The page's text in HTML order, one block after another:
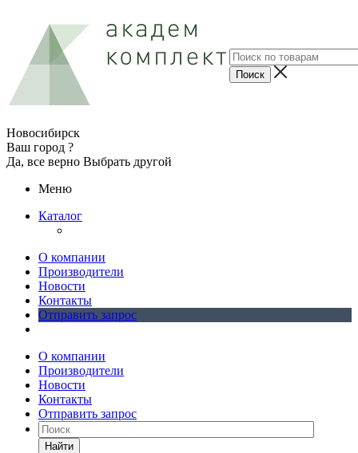
Новосибирск
Ваш город ?
Да, все верно Выбрать другой
Меню
Каталог
О компании
Производители
Новости
Контакты
Отправить запрос
О компании
Производители
Новости
Контакты
Отправить запрос
Найти